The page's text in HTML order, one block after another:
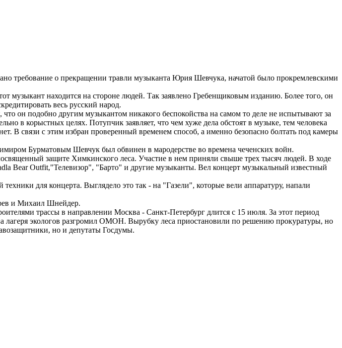
требование о прекращении травли музыканта Юрия Шевчука, начатой было прокремлевскими
музыкант находится на стороне людей. Так заявлено Гребенщиковым изданию. Более того, он
весь русский народ.
он подобно другим музыкантом никакого беспокойства на самом то деле не испытывают за
в корыстных целях. Потупчик заявляет, что чем хуже дела обстоят в музыке, тем человека
В связи с этим избран проверенный временем способ, а именно безопасно болтать под камеры
Бурматовым Шевчук был обвинен в мародерстве во времена чеченских войн.
защите Химкинского леса. Участие в нем приняли свыше трех тысяч людей. В ходе
Outfit,"Телевизор", "Барто" и другие музыканты. Вел концерт музыкальный известный
для концерта. Выглядело это так - на "Газели", которые вели аппаратуру, напали
и Михаил Шнейдер.
трассы в направлении Москва - Санкт-Петербург длится с 15 июля. За этот период
лагеря экологов разгромил ОМОН. Вырубку леса приостановили по решению прокуратуры, но
но и депутаты Госдумы.